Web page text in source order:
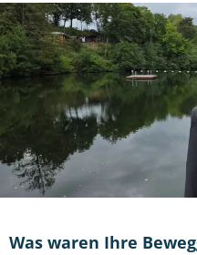
Was waren Ihre